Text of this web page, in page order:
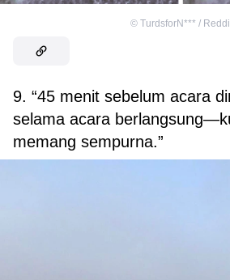
© TurdsforN*** /
9. “45 menit sebelum acara
selama acara
memang sempurna.”